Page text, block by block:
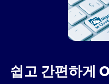
쉽고 간편하게